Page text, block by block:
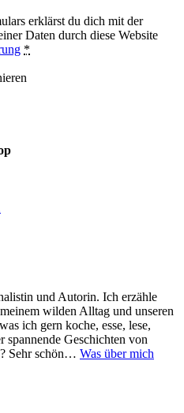
erklärst du dich mit der
Daten durch diese Website
*
und Autorin. Ich erzähle
wilden Alltag und unseren
ich gern koche, esse, lese,
spannende Geschichten von
Sehr schön… Was über mich